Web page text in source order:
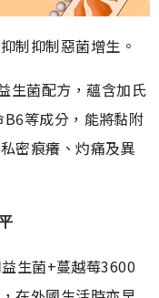
制抑制惡菌增生。
生菌配方，蘊含加氏
等成分，能將黏附
密痕癢、灼痛及異
生菌+蔓越莓3600